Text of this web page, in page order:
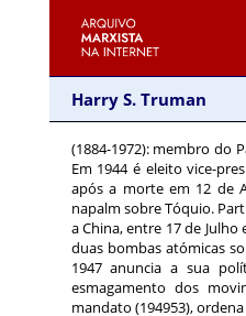
Harry S. Truman
(1884-1972): membro do
Em 1944 é eleito vice-
após a morte em 12 de
napalm sobre Tóquio.
a China, entre 17 de
duas bombas atómicas
1947 anuncia a sua
esmagamento dos
mandato (1949­53),